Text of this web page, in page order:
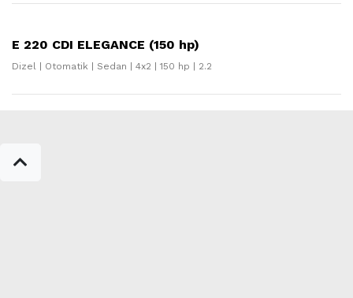
E 220 CDI ELEGANCE (150 hp)
Dizel | Otomatik | Sedan | 4x2 | 150 hp | 2.2